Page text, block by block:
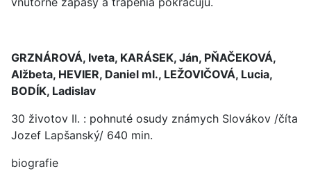
GRZNÁROVÁ, Iveta, KARÁSEK, Ján, PŇAČEKOVÁ,
Alžbeta, HEVIER, Daniel ml., LEŽOVIČOVÁ, Lucia,
BODÍK, Ladislav
30 životov II. : pohnuté osudy známych Slovákov /číta
Jozef Lapšanský/ 640 min.
biografie